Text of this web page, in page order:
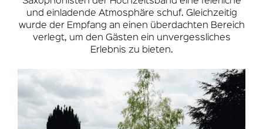
und einladende Atmosphäre schuf. Gleichzeitig
wurde der Empfang an einen überdachten Bereich
verlegt, um den Gästen ein unvergessliches
Erlebnis zu bieten.